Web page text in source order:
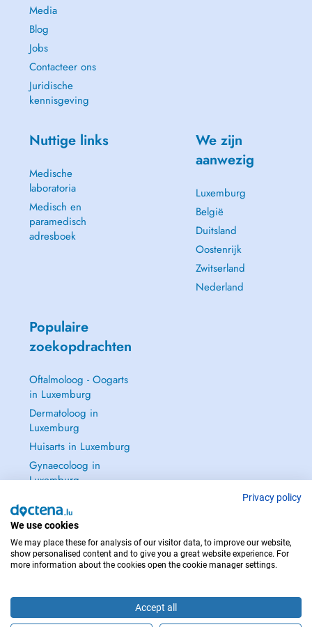
Media
Blog
Jobs
Contacteer ons
Juridische
kennisgeving
Nuttige links
Medische
laboratoria
Medisch en
paramedisch
adresboek
We zijn
aanwezig
Luxemburg
België
Duitsland
Oostenrijk
Zwitserland
Nederland
Populaire
zoekopdrachten
Oftalmoloog - Oogarts
in Luxemburg
Dermatoloog in
Luxemburg
Huisarts in Luxemburg
Gynaecoloog in
Luxemburg
NEEM IN GEVAL VAN NOOD CONTACT OP MET : 112
Privacy policy
We use cookies
We may place these for analysis of our visitor data, to improve our website,
show personalised content and to give you a great website experience. For
more information about the cookies open the cookie manager settings.
Accept all